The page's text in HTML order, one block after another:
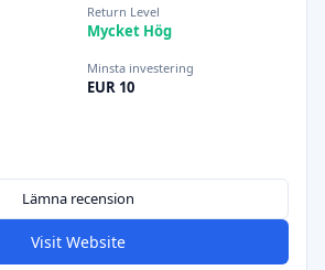
Return Level
Mycket Hög
Minsta investering
EUR 10
Lämna recension
Visit Website